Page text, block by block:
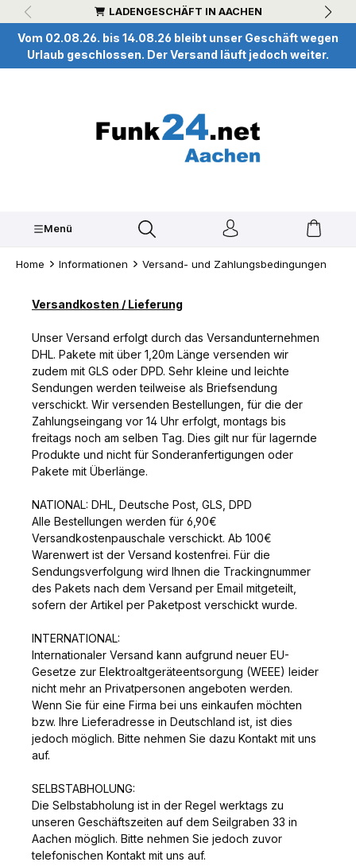
springen LADENGESCHÄFT IN AACHEN
Vom 02.08.26. bis 14.08.26 bleibt unser Geschäft wegen
Urlaub geschlossen. Der Versand läuft jedoch weiter.
Menü
Home Informationen Versand- und Zahlungsbedingungen
Versandkosten / Lieferung
Unser Versand erfolgt durch das Versandunternehmen
DHL. Pakete mit über 1,20m Länge versenden wir
zudem mit GLS oder DPD. Sehr kleine und leichte
Sendungen werden teilweise als Briefsendung
verschickt. Wir versenden Bestellungen, für die der
Zahlungseingang vor 14 Uhr erfolgt, montags bis
freitags noch am selben Tag. Dies gilt nur für lagernde
Produkte und nicht für Sonderanfertigungen oder
Pakete mit Überlänge.
NATIONAL: DHL, Deutsche Post, GLS, DPD
Alle Bestellungen werden für 6,90€
Versandkostenpauschale verschickt. Ab 100€
Warenwert ist der Versand kostenfrei. Für die
Sendungsverfolgung wird Ihnen die Trackingnummer
des Pakets nach dem Versand per Email mitgeteilt,
sofern der Artikel per Paketpost verschickt wurde.
INTERNATIONAL:
Internationaler Versand kann aufgrund neuer EU-
Gesetze zur Elektroaltgeräteentsorgung (WEEE) leider
nicht mehr an Privatpersonen angeboten werden.
Wenn Sie für eine Firma bei uns einkaufen möchten
bzw. Ihre Lieferadresse in Deutschland ist, ist dies
jedoch möglich. Bitte nehmen Sie dazu Kontakt mit uns
auf.
SELBSTABHOLUNG:
Die Selbstabholung ist in der Regel werktags zu
unseren Geschäftszeiten auf dem Seilgraben 33 in
Aachen möglich. Bitte nehmen Sie jedoch zuvor
telefonischen Kontakt mit uns auf.